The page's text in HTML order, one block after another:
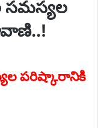
సమస్యల
పరిష్కారానికి